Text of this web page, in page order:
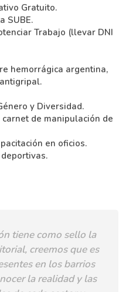
Gratuito.
SUBE.
Trabajo (llevar DNI
hemorrágica argentina,
y Diversidad.
de manipulación de
en oficios.
tiene como sello la
creemos que es
en los barrios
la realidad y las